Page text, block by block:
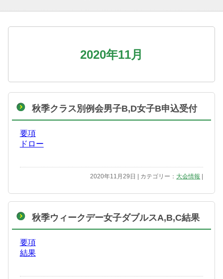
2020年11月
秋季クラス別例会男子B,D女子B申込受付
要項
ドロー
2020年11月29日 | カテゴリー： 大会情報
秋季ウィークデー女子ダブルスA,B,C結果
要項
結果